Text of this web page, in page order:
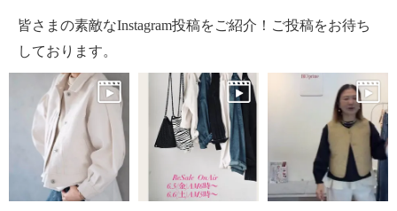
合金
【サイズ】
・長さ：約４３ｃｍ
・最大幅：約０・５ｍｍ
【重さ】
・約１０ｇ
皆さまの素敵なInstagram投稿をご紹介！ご投稿をお待ち
しております。